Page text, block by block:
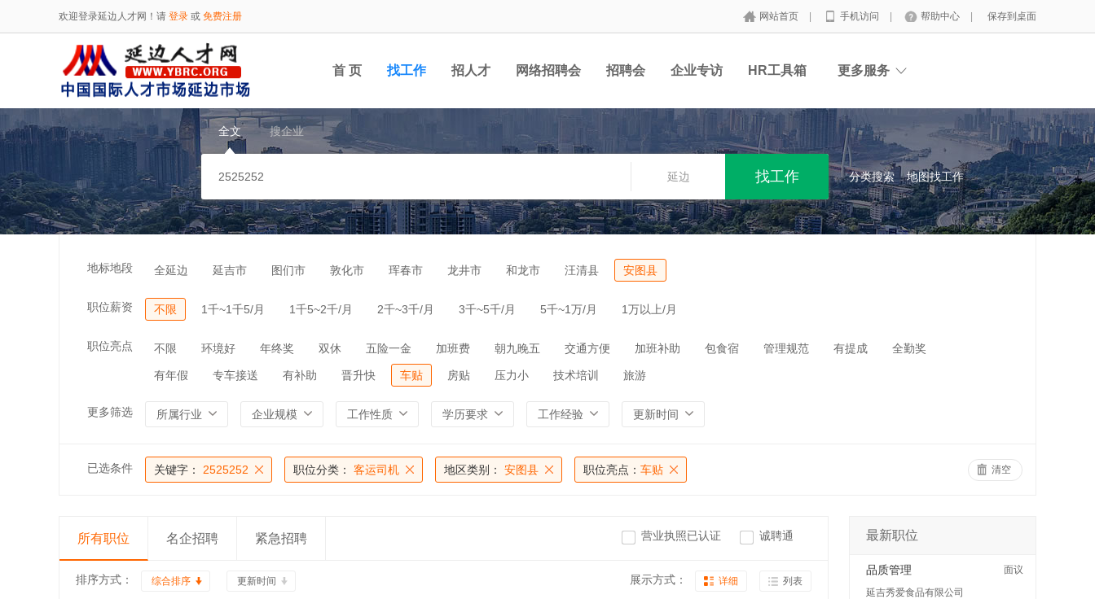
欢迎登录延边人才网！请 登录 或 免费注册 网站首页 手机访问 帮助中心 保存到桌面
首 页 找工作 招人才 网络招聘会 招聘会 企业专访 HR工具箱 更多服务
全文 搜企业
延边 分类搜索 地图找工作
地标地段 全延边 延吉市 图们市 敦化市 珲春市 龙井市 和龙市 汪清县 安图县
职位薪资 不限 1千~1千5/月 1千5~2千/月 2千~3千/月 3千~5千/月 5千~1万/月 1万以上/月
职位亮点 不限 环境好 年终奖 双休 五险一金 加班费 朝九晚五 交通方便 加班补助 包食宿 管理规范 有提成 全勤奖
有年假 专车接送 有补助 晋升快 车贴 房贴 压力小 技术培训 旅游
更多筛选 所属行业 企业规模 工作性质 学历要求 工作经验 更新时间
已选条件 关键字： 2525252 职位分类： 客运司机 地区类别： 安图县 职位亮点： 车贴 清空
所有职位 名企招聘 紧急招聘 营业执照已认证 诚聘通
排序方式： 综合排序 更新时间 展示方式： 详细 列表
最新职位
品质管理
面议
延吉秀爱食品有限公司